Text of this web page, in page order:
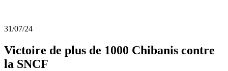
31/07/24
Victoire de plus de 1000 Chibanis contre
la SNCF